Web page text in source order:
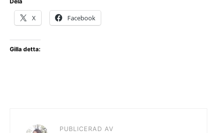
X Facebook
Gilla detta:
PUBLICERAD AV